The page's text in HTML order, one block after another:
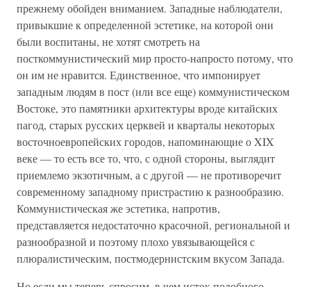
прежнему обойден вниманием. Западные наблюдатели,
привыкшие к определенной эстетике, на которой они
были воспитаны, не хотят смотреть на
посткоммунистический мир просто-напросто потому, что
он им не нравится. Единственное, что импонирует
западным людям в пост (или все еще) коммунистическом
Востоке, это памятники архитектуры вроде китайских
пагод, старых русских церквей и кварталы некоторых
восточноевропейских городов, напоминающие о XIX
веке — то есть все то, что, с одной стороны, выглядит
приемлемо экзотичным, а с другой — не противоречит
современному западному пристрастию к разнообразию.
Коммунистическая же эстетика, напротив,
представляется недостаточно красочной, региональной и
разнообразной и поэтому плохо увязывающейся с
плюралистическим, постмодернистским вкусом Запада.